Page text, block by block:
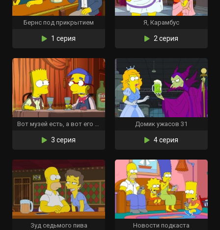
Бернс под прикрытием
1 серия
Я, Карамбус
2 серия
Вот музей есть, а вот его нет
3 серия
Домик ужасов 31
4 серия
Зуд седьмого пива Новости подкаста